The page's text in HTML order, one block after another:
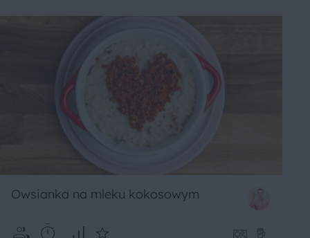
Owsianka na mleku kokosowym